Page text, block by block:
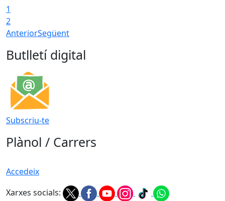
1
2
AnteriorSegüent
Butlletí digital
Subscriu-te
Plànol / Carrers
Accedeix
Xarxes socials: